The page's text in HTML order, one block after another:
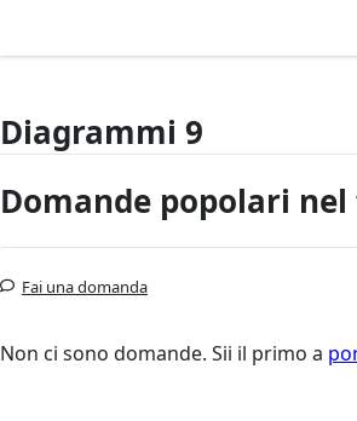
Diagrammi 9
Domande popolari
Fai una domanda
Non ci sono domande. Sii il primo a